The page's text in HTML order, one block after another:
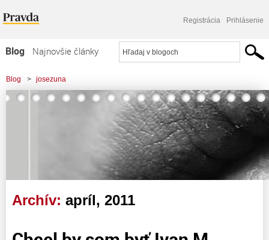
Registrácia Prihlásenie
Blog
Najnovšie články
Najčítanejšie články
Najkomentovanejšie články
Blog > josezuna
Archív: apríl, 2011